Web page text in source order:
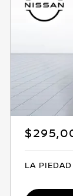
LA PIEDAD